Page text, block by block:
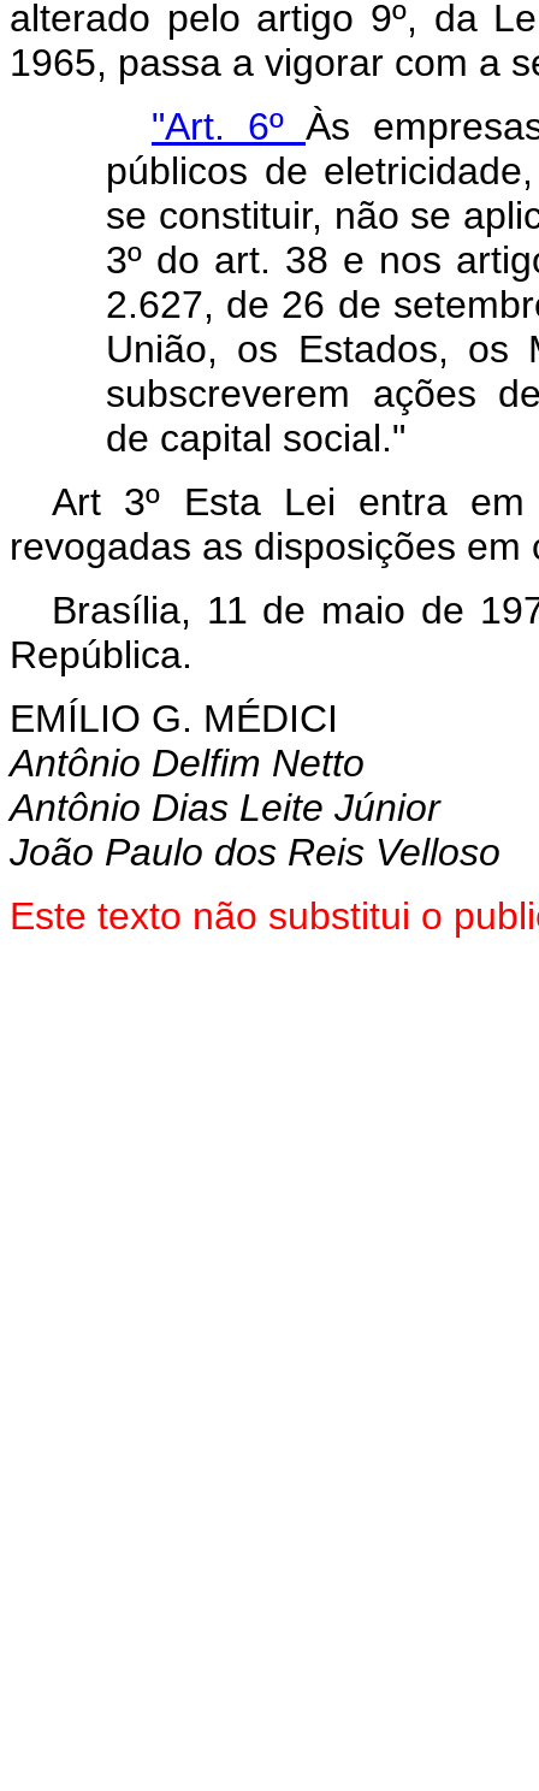
alterado pelo artigo 9º, da
1965, passa a vigorar com a
"Art. 6º Às
públicos de
se constituir, não se
3º do art. 38 e nos
2.627, de 26 de
União, os Estados, os
subscreverem ações
de capital social."
Art 3º Esta Lei entra
revogadas as disposições em
Brasília, 11 de maio de
República.
EMÍLIO G. MÉDICI
Antônio Delfim Netto
Antônio Dias Leite Júnior
João Paulo dos Reis Velloso
Este texto não substitui o